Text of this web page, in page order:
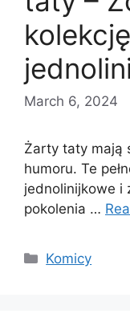
March 6, 2024
Żarty taty mają
humoru. Te
jednolinijkowe i
pokolenia …
Categories
Komicy